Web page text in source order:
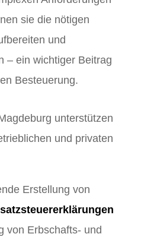
sie die nötigen
und
– ein wichtiger Beitrag
Besteuerung.
unterstützen
und privaten
Erstellung von
von Erbschafts- und